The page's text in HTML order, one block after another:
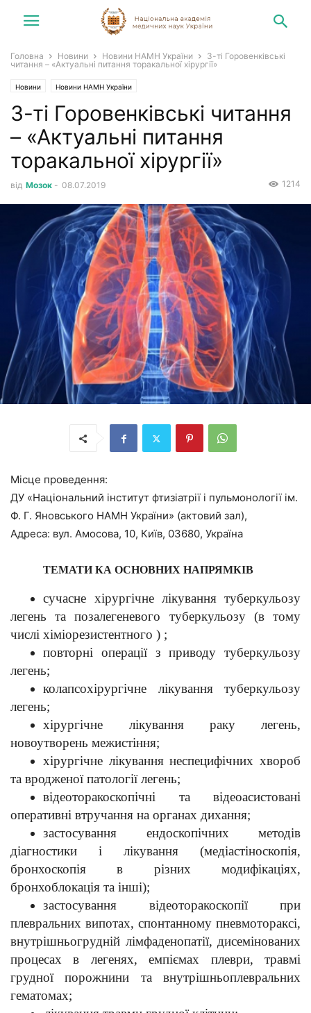
Головна Новини Новини НАМН України
3-ті Горовенківські
читання – «Актуальні питання торакальної хірургії»
Новини Новини НАМН України
3-ті Горовенківські читання
– «Актуальні питання
торакальної хірургії»
від Мозок - 08.07.2019 1214
Місце проведення:
ДУ «Національний інститут фтизіатрії і пульмонології ім.
Ф. Г. Яновського НАМН України» (актовий зал),
Адреса: вул. Амосова, 10, Київ, 03680, Україна
ТЕМАТИ КА ОСНОВНИХ НАПРЯМКІВ
сучасне хірургічне лікування туберкульозу
легень та позалегеневого туберкульозу (в тому
числі хіміорезистентного ) ;
повторні операції з приводу туберкульозу
легень;
колапсохірургічне лікування туберкульозу
легень;
хірургічне лікування раку легень,
новоутворень межистіння;
хірургічне лікування неспецифічних хвороб
та вродженої патології легень;
відеоторакоскопічні та відеоасистовані
оперативні втручання на органах дихання;
застосування ендоскопічних методів
діагностики і лікування (медіастіноскопія,
бронхоскопія в різних модифікаціях,
бронхоблокація та інші);
застосування відеоторакоскопії при
плевральних випотах, спонтанному пневмотораксі,
внутрішньогрудній лімфаденопатії, дисемінованих
процесах в легенях, емпіємах плеври, травмі
грудної порожнини та внутрішньоплевральних
гематомах;